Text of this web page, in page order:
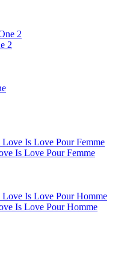
2
Is Love Pour Femme
Is Love Pour Homme